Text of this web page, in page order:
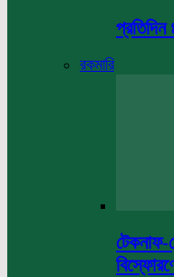
প্রতিদিন
রকমারি
টেকনাফ-